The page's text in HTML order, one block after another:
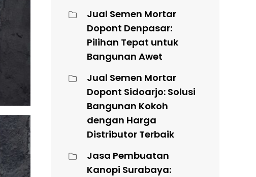
Jual Semen Mortar
Dopont Denpasar:
Pilihan Tepat untuk
Bangunan Awet
Jual Semen Mortar
Dopont Sidoarjo: Solusi
Bangunan Kokoh
dengan Harga
Distributor Terbaik
Jasa Pembuatan
Kanopi Surabaya: